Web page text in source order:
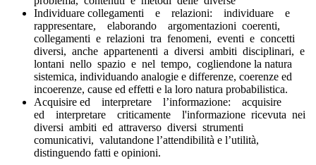
Individuare collegamenti e relazioni: individuare e
rappresentare, elaborando argomentazioni coerenti,
collegamenti e relazioni tra fenomeni, eventi e concetti
diversi, anche appartenenti a diversi ambiti disciplinari, e
lontani nello spazio e nel tempo, cogliendone la natura
sistemica, individuando analogie e differenze, coerenze ed
incoerenze, cause ed effetti e la loro natura probabilistica.
Acquisire ed interpretare l’informazione: acquisire
ed interpretare criticamente l'informazione ricevuta nei
diversi ambiti ed attraverso diversi strumenti
comunicativi, valutandone l’attendibilità e l’utilità,
distinguendo fatti e opinioni.